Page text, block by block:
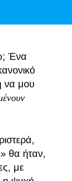
Ένα
να μου
θα ήταν,
με